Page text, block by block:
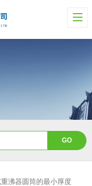
沸器圆筒的最小厚度